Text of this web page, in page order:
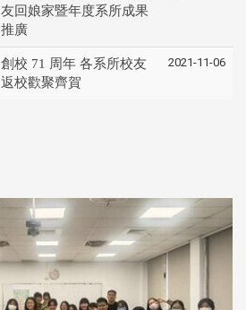
友回娘家暨年度系所成果
推廣
創校 71 周年 各系所校友
返校歡聚齊賀
2021-11-06